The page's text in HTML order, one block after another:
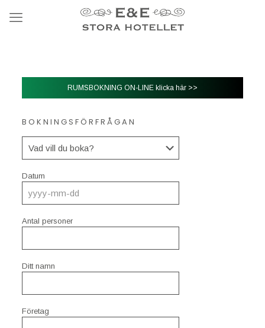
RUMSBOKNING ON-LINE klicka här >>
BOKNINGSFÖRFRÅGAN
Datum
Antal personer
Ditt namn
Företag